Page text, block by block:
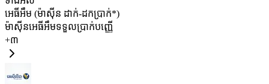
អេធីអឹម (ម៉ាស៊ីន ដាក់-ដកប្រាក់*)
ម៉ាស៊ីនអេធីអឹមទទួលប្រាក់បញ្ញើ
+៣